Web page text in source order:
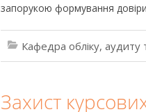
запорукою формування
Кафедра обліку, аудиту
Захист